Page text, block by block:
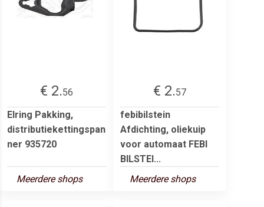
€ 2.56
Elring Pakking,
distributiekettingspan
ner 935720
Meerdere shops
€ 2.57
febibilstein
Afdichting, oliekuip
voor automaat FEBI
BILSTEI...
Meerdere shops